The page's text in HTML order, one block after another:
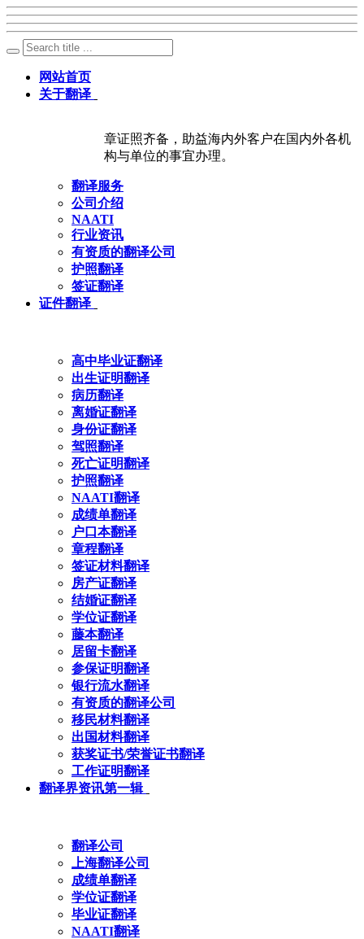
网站首页
关于翻译
章证照齐备，助益海内外客户在国内外各机
构与单位的事宜办理。
翻译服务
公司介绍
NAATI
行业资讯
有资质的翻译公司
护照翻译
签证翻译
证件翻译
高中毕业证翻译
出生证明翻译
病历翻译
离婚证翻译
身份证翻译
驾照翻译
死亡证明翻译
护照翻译
NAATI翻译
成绩单翻译
户口本翻译
章程翻译
签证材料翻译
房产证翻译
结婚证翻译
学位证翻译
藤本翻译
居留卡翻译
参保证明翻译
银行流水翻译
有资质的翻译公司
移民材料翻译
出国材料翻译
获奖证书/荣誉证书翻译
工作证明翻译
翻译界资讯第一辑
翻译公司
上海翻译公司
成绩单翻译
学位证翻译
毕业证翻译
NAATI翻译